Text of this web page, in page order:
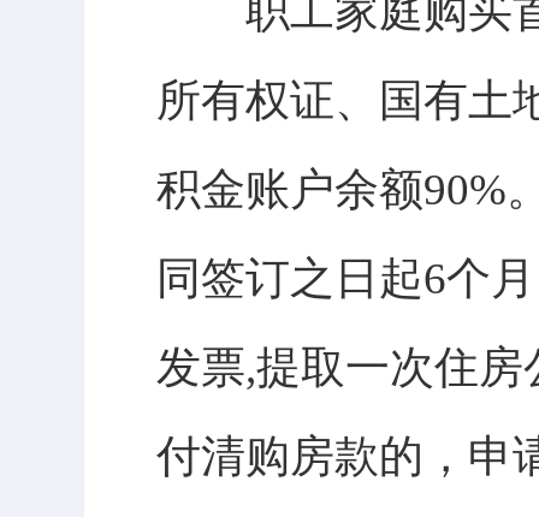
职工家庭购买首
所有权证、国有土
积金账户余额90%
同签订之日起6个
发票,提取一次住
付清购房款的，申